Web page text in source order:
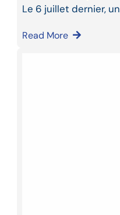
Le 6 juillet dernier,
Read More